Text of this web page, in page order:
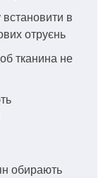
встановити в
отруєнь
тканина не
обирають